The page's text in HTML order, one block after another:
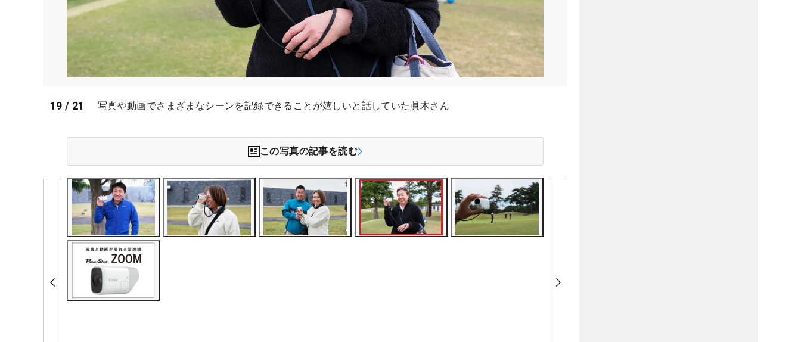
19 / 21 写真や動画でさまざまなシーンを記録できることが嬉しいと話していた眞木さん
この写真の記事を読む